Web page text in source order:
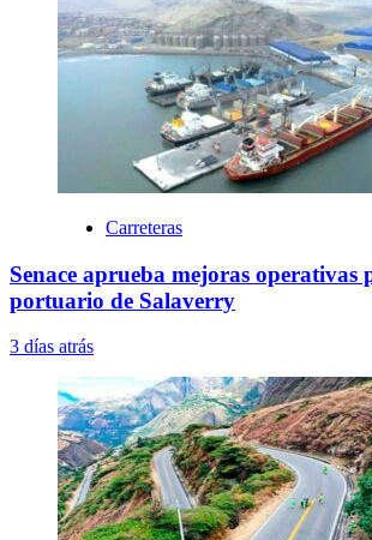
Carreteras
Senace aprueba mejoras operativas
portuario de Salaverry
3 días atrás